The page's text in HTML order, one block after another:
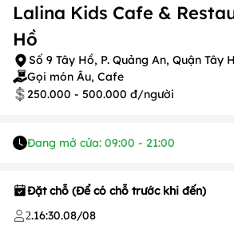
Lalina Kids Cafe &
Hồ
Số 9 Tây Hồ, P. Quảng An, Quận Tây
Gọi món Âu, Cafe
250.000 - 500.000 đ/người
Đang mở cửa: 09:00 - 21:00
Đặt chỗ (Để có chỗ trước khi đến)
2.16:30.08/08